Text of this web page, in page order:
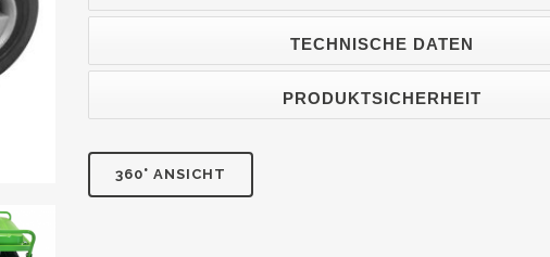
TECHNISCHE DATEN
PRODUKTSICHERHEIT
360° ANSICHT